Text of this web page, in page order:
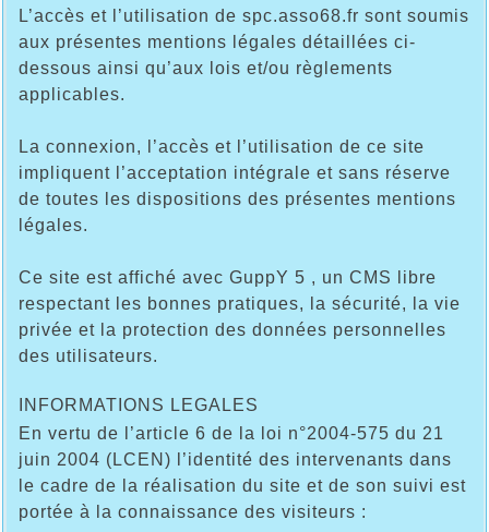
L’accès et l’utilisation de spc.asso68.fr sont soumis
aux présentes mentions légales détaillées ci-
dessous ainsi qu’aux lois et/ou règlements
applicables.
La connexion, l’accès et l’utilisation de ce site
impliquent l’acceptation intégrale et sans réserve
de toutes les dispositions des présentes mentions
légales.
Ce site est affiché avec GuppY 5 , un CMS libre
respectant les bonnes pratiques, la sécurité, la vie
privée et la protection des données personnelles
des utilisateurs.
INFORMATIONS LEGALES
En vertu de l’article 6 de la loi n°2004-575 du 21
juin 2004 (LCEN) l’identité des intervenants dans
le cadre de la réalisation du site et de son suivi est
portée à la connaissance des visiteurs :